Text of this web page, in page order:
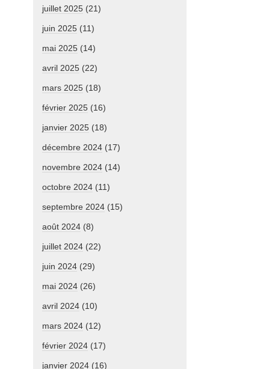
juillet 2025 (21)
juin 2025 (11)
mai 2025 (14)
avril 2025 (22)
mars 2025 (18)
février 2025 (16)
janvier 2025 (18)
décembre 2024 (17)
novembre 2024 (14)
octobre 2024 (11)
septembre 2024 (15)
août 2024 (8)
juillet 2024 (22)
juin 2024 (29)
mai 2024 (26)
avril 2024 (10)
mars 2024 (12)
février 2024 (17)
janvier 2024 (16)